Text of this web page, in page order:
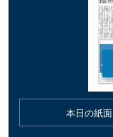
本日の紙面